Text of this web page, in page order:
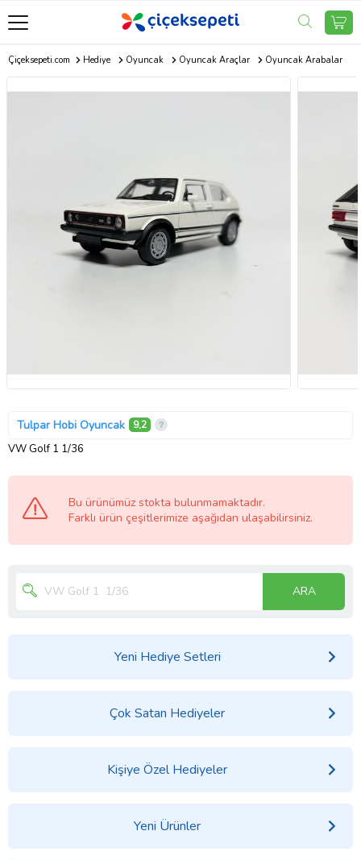
Çiçeksepeti.com Hediye Oyuncak Oyuncak Araçlar Oyuncak Arabalar
Tulpar Hobi Oyuncak 9,2
VW Golf 1 1/36
Bu ürünümüz stokta bulunmamaktadır.
Farklı ürün çeşitlerimize aşağıdan ulaşabilirsiniz.
ARA
Yeni Hediye Setleri
Çok Satan Hediyeler
Kişiye Özel Hediyeler
Yeni Ürünler